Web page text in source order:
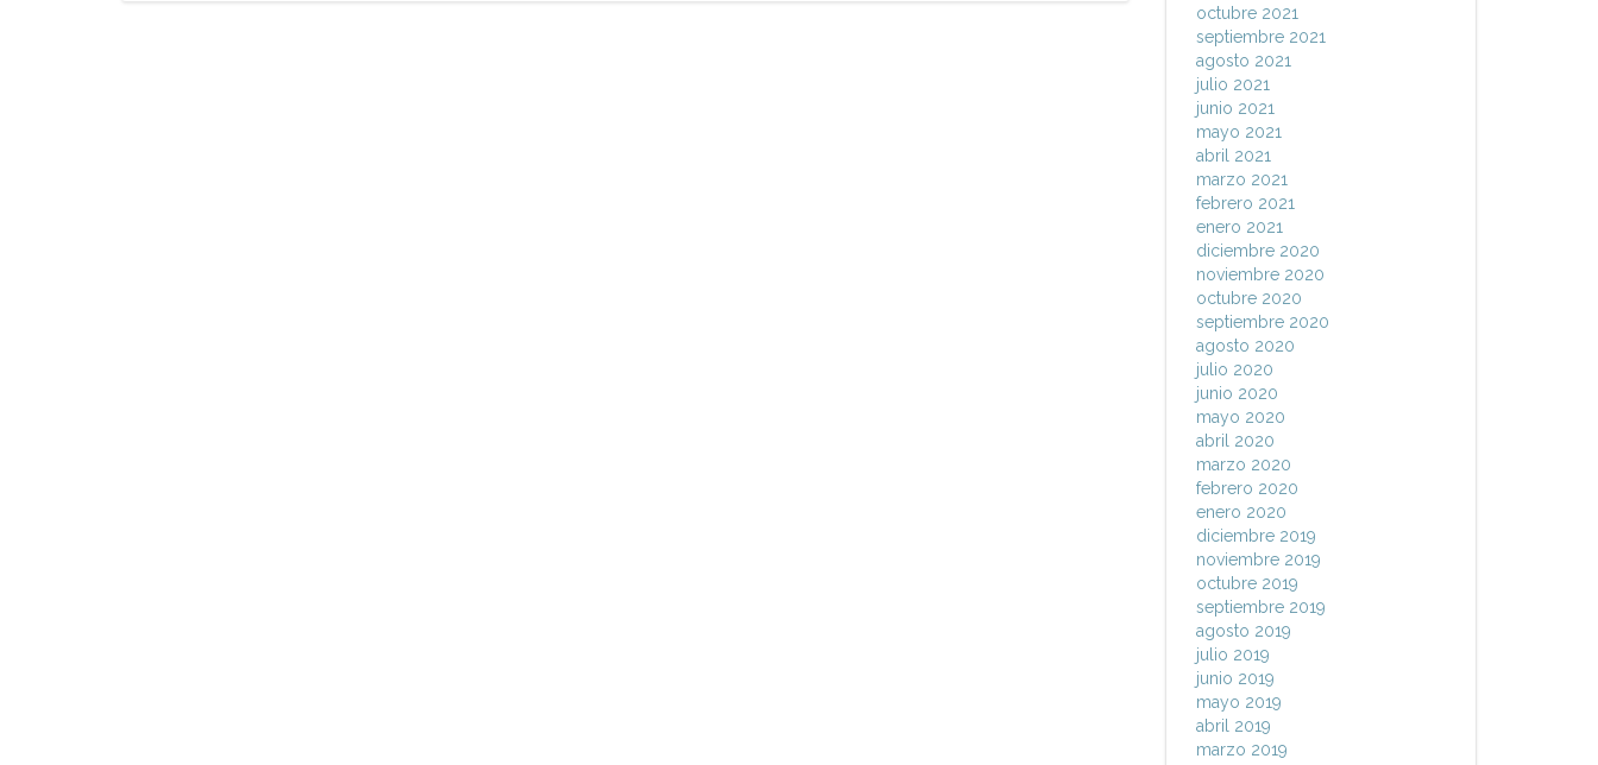
octubre 2021
septiembre 2021
agosto 2021
julio 2021
junio 2021
mayo 2021
abril 2021
marzo 2021
febrero 2021
enero 2021
diciembre 2020
noviembre 2020
octubre 2020
septiembre 2020
agosto 2020
julio 2020
junio 2020
mayo 2020
abril 2020
marzo 2020
febrero 2020
enero 2020
diciembre 2019
noviembre 2019
octubre 2019
septiembre 2019
agosto 2019
julio 2019
junio 2019
mayo 2019
abril 2019
marzo 2019